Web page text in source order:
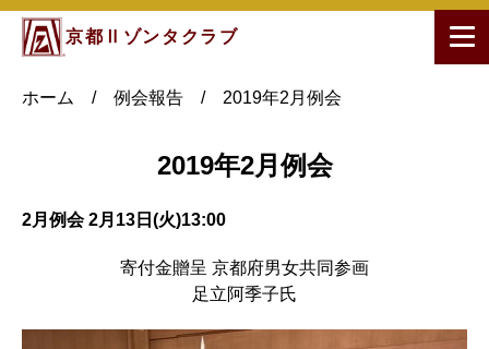
京都Ⅱゾンタクラブ
ホーム / 例会報告 / 2019年2月例会
2019年2月例会
2月例会 2月13日(火)13:00
寄付金贈呈 京都府男女共同参画
足立阿季子氏